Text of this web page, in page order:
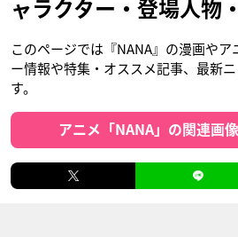
ャラクター・登場人物
このページでは『NANA』の漫画や
ー情報や特集・オススメ記事、最新
す。
アニメ「NANA」の関連画